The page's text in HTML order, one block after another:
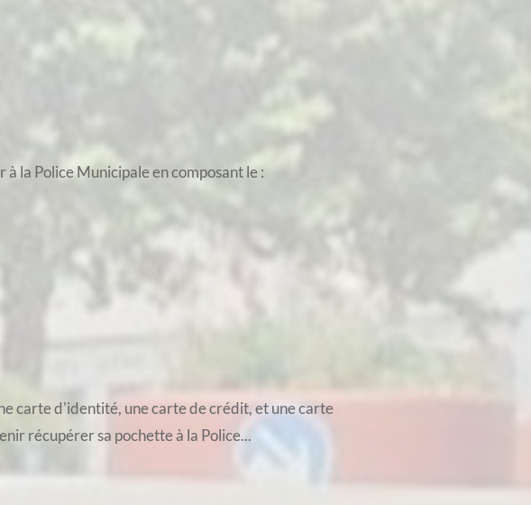
la Police Municipale en composant le :
carte d'identité, une carte de crédit, et une carte
récupérer sa pochette à la Police...